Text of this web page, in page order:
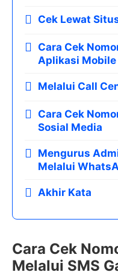
Cek Lewat
Cara Cek
Aplikasi Mobile
Melalui Call
Cara Cek
Sosial Media
Mengurus
Melalui
Akhir Kata
Cara Cek
Melalui SMS